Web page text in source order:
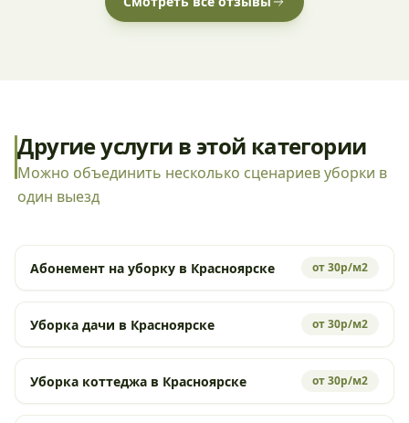
Другие услуги в этой категории
Можно объединить несколько сценариев уборки в
один выезд
Абонемент на уборку в Красноярске от 30р/м2
Уборка дачи в Красноярске от 30р/м2
Уборка коттеджа в Красноярске от 30р/м2